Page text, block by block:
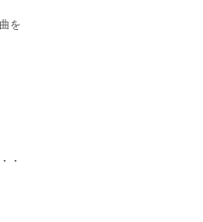
を
・